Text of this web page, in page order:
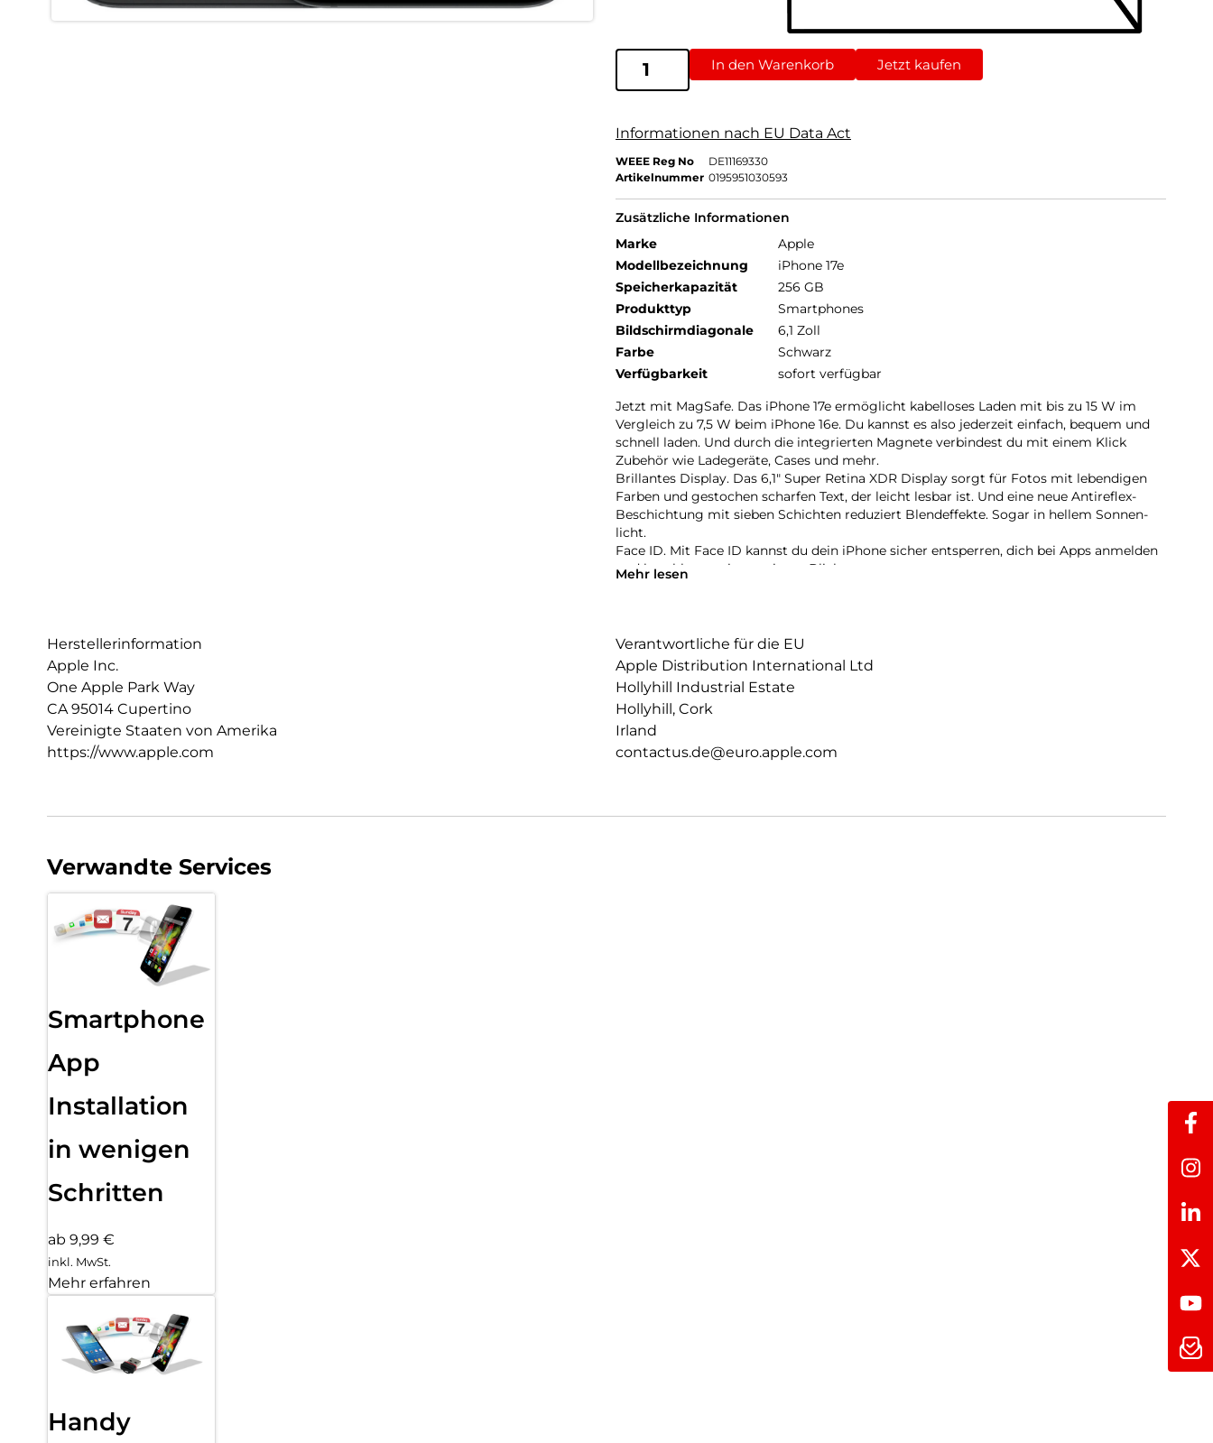
In den Warenkorb Jetzt kaufen
Informationen nach EU Data Act
WEEE Reg No
DE11169330
Artikelnummer 0195951030593
Zusätzliche Informationen
Marke
Apple
Modellbezeichnung
iPhone 17e
Speicherkapazität
256 GB
Produkttyp
Smartphones
Bildschirmdiagonale
6,1 Zoll
Farbe
Schwarz
Verfügbarkeit
sofort verfügbar
Jetzt mit MagSafe. Das iPhone 17e ermög­licht kabel­loses Laden mit bis zu 15 W im
Vergleich zu 7,5 W beim iPhone 16e. Du kannst es also jeder­zeit ein­fach, bequem und
schnell laden. Und durch die inte­grierten Magnete ver­bindest du mit einem Klick
Zubehör wie Lade­geräte, Cases und mehr.
Brillantes Dis­play. Das 6,1″ Super Retina XDR Dis­play sorgt für Fotos mit leben­digen
Farben und ge­stochen scharfen Text, der leicht lesbar ist. Und eine neue Antireflex-
Beschich­tung mit sieben Schichten redu­ziert Blend­effekte. Sogar in hellem Sonnen­
licht.
Face ID. Mit Face ID kannst du dein iPhone sicher ent­sperren, dich bei Apps anmelden
und bezahlen − mit nur einem Blick.
Farben. Das iPhone 17e kommt in drei tollen Farben. Wähle zwi­schen zeitlosem
Schwarz, Weiß oder dem neuen zarten Hellrosa.
Mehr lesen
Herstellerinformation
Apple Inc.
One Apple Park Way
CA 95014 Cupertino
Vereinigte Staaten von Amerika
https://www.apple.com
Verantwortliche für die EU
Apple Distribution International Ltd
Hollyhill Industrial Estate
Hollyhill, Cork
Irland
contactus.de@euro.apple.com
Verwandte Services
Smartphone
App
Installation
in wenigen
Schritten
ab 9,99 €
inkl. MwSt.
Mehr erfahren
Handy